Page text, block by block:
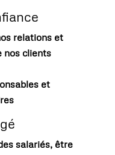
relations et
nos clients
et
salariés, être